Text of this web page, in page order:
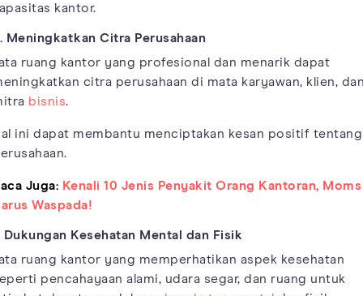
kantor.
Meningkatkan Citra Perusahaan
ruang kantor yang profesional dan menarik dapat
citra perusahaan di mata karyawan, klien,
bisnis.
ini dapat membantu menciptakan kesan positif tentang
Juga: Kenali 10 Jenis Penyakit Orang Kantoran, Moms
Waspada!
Dukungan Kesehatan Mental dan Fisik
ruang kantor yang memperhatikan aspek kesehatan
pencahayaan alami, udara segar, dan ruang untuk